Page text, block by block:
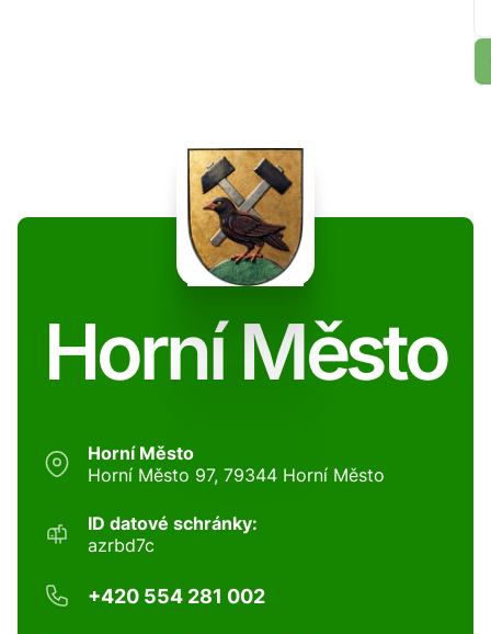
Horní Město
Horní Město
Horní Město 97, 79344 Horní Město
ID datové schránky:
azrbd7c
+420 554 281 002